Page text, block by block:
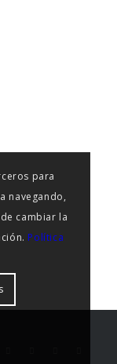
para
navegando,
cambiar la
Política